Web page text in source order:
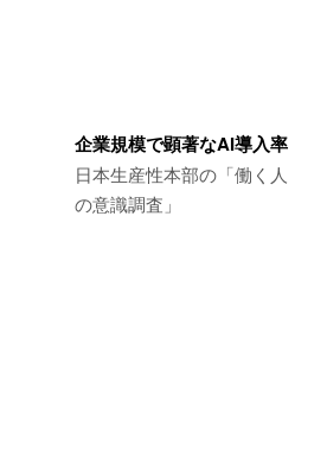
企業規模で顕著なAI導入率
日本生産性本部の「働く人
の意識調査」